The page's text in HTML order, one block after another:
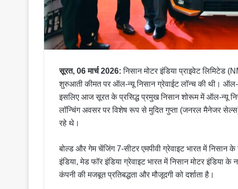
सूरत, 06 मार्च 2026: निसान मोटर इंडिया प्राइवेट
शुरुआती कीमत पर ऑल-न्यू निसान ग्रेवाईट लॉन्च की थी। ऑल-
इसलिए आज सूरत के प्रसिद्ध प्रमुख निसान शोरूम में ऑल-न्यू
लॉन्चिंग अवसर पर विशेष रूप से मुदित गुप्ता (जनरल मैनेजर
रहे थे।
बोल्ड और गेम चेंजिंग 7-सीटर एमपीवी ग्रेवाइट भारत में
इंडिया, मेड फॉर इंडिया ग्रेवाइट भारत में निसान मोटर
कंपनी की मजबूत प्रतिबद्धता और मौजूदगी को दर्शाता है।